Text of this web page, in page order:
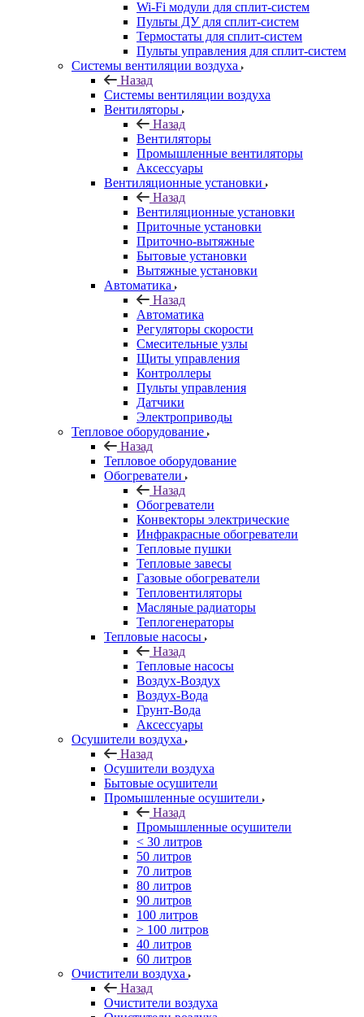
Wi-Fi модули для сплит-систем
Пульты ДУ для сплит-систем
Термостаты для сплит-систем
Пульты управления для сплит-систем
Системы вентиляции воздуха
Назад
Системы вентиляции воздуха
Вентиляторы
Назад
Вентиляторы
Промышленные вентиляторы
Аксессуары
Вентиляционные установки
Назад
Вентиляционные установки
Приточные установки
Приточно-вытяжные
Бытовые установки
Вытяжные установки
Автоматика
Назад
Автоматика
Регуляторы скорости
Смесительные узлы
Щиты управления
Контроллеры
Пульты управления
Датчики
Электроприводы
Тепловое оборудование
Назад
Тепловое оборудование
Обогреватели
Назад
Обогреватели
Конвекторы электрические
Инфракрасные обогреватели
Тепловые пушки
Тепловые завесы
Газовые обогреватели
Тепловентиляторы
Масляные радиаторы
Теплогенераторы
Тепловые насосы
Назад
Тепловые насосы
Воздух-Воздух
Воздух-Вода
Грунт-Вода
Аксессуары
Осушители воздуха
Назад
Осушители воздуха
Бытовые осушители
Промышленные осушители
Назад
Промышленные осушители
< 30 литров
50 литров
70 литров
80 литров
90 литров
100 литров
> 100 литров
40 литров
60 литров
Очистители воздуха
Назад
Очистители воздуха